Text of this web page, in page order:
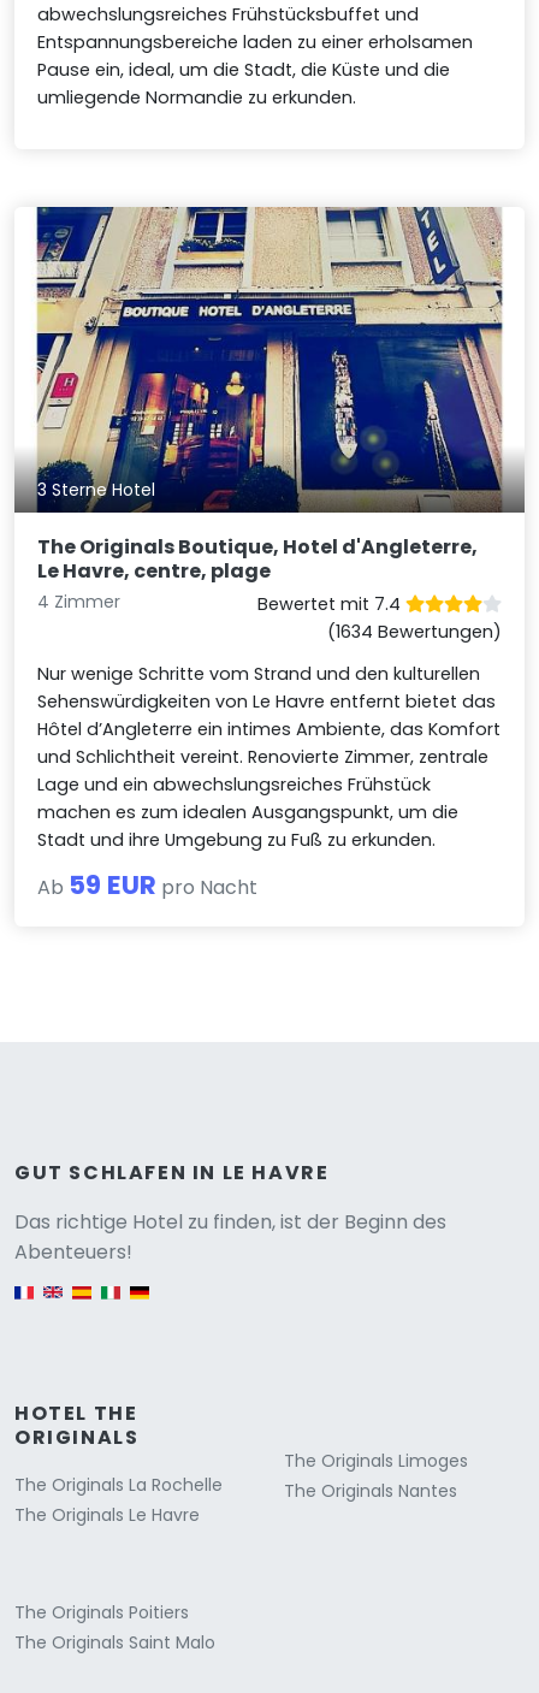
abwechslungsreiches Frühstücksbuffet und
Entspannungsbereiche laden zu einer erholsamen
Pause ein, ideal, um die Stadt, die Küste und die
umliegende Normandie zu erkunden.
3 Sterne Hotel
The Originals Boutique, Hotel d'Angleterre,
Le Havre, centre, plage
4 Zimmer
Bewertet mit 7.4
(1634 Bewertungen)
Nur wenige Schritte vom Strand und den kulturellen
Sehenswürdigkeiten von Le Havre entfernt bietet das
Hôtel d’Angleterre ein intimes Ambiente, das Komfort
und Schlichtheit vereint. Renovierte Zimmer, zentrale
Lage und ein abwechslungsreiches Frühstück
machen es zum idealen Ausgangspunkt, um die
Stadt und ihre Umgebung zu Fuß zu erkunden.
Ab 59 EUR pro Nacht
GUT SCHLAFEN IN LE HAVRE
Das richtige Hotel zu finden, ist der Beginn des
Abenteuers!
HOTEL THE
ORIGINALS
The Originals La Rochelle
The Originals Le Havre
The Originals Limoges
The Originals Nantes
The Originals Poitiers
The Originals Saint Malo